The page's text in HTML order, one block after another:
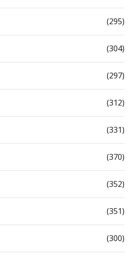
(295)
(304)
(297)
(312)
(331)
(370)
(352)
(351)
(300)